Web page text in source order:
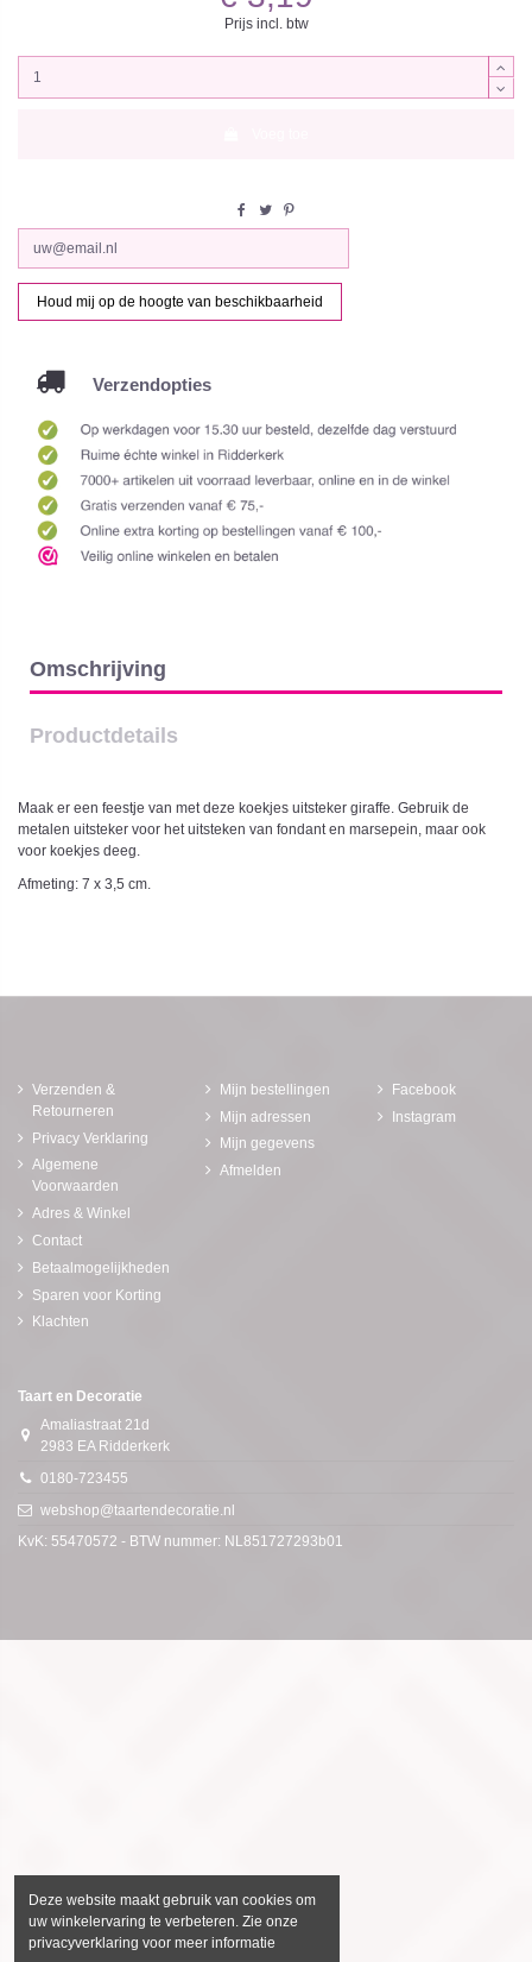
Prijs incl. btw
Verzendopties
Omschrijving
Productdetails
Maak er een feestje van met deze koekjes uitsteker giraffe. Gebruik de
metalen uitsteker voor het uitsteken van fondant en marsepein, maar ook
voor koekjes deeg.
Afmeting: 7 x 3,5 cm.
Verzenden &
Retourneren
Privacy Verklaring
Algemene
Voorwaarden
Adres & Winkel
Contact
Betaalmogelijkheden
Sparen voor Korting
Klachten
Mijn bestellingen
Mijn adressen
Mijn gegevens
Afmelden
Facebook
Instagram
Taart en Decoratie
Amaliastraat 21d
2983 EA Ridderkerk
0180-723455
webshop@taartendecoratie.nl
KvK: 55470572 - BTW nummer: NL851727293b01
Deze website maakt gebruik van cookies om
uw winkelervaring te verbeteren. Zie onze
privacyverklaring voor meer informatie